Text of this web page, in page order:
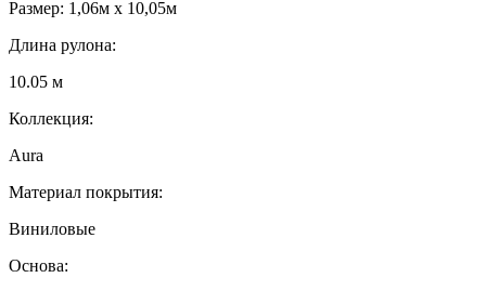
Размер: 1,06м х 10,05м
Длина рулона:
10.05 м
Коллекция:
Aura
Материал покрытия:
Виниловые
Основа: